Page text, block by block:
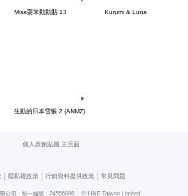
Misa耍笨動動貼 13 Kurumi & Luna
生動的日本雪猴 2 (ANMZ)
個人原創貼圖 主頁面
| 隱私權政策 | 行銷資料提供政策 | 常見問題
限公司 統一編號：24556886 © LINE Taiwan Limited